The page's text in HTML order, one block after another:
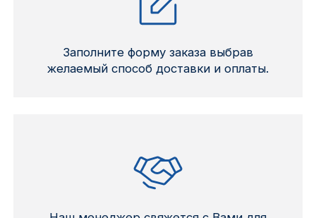
Заполните форму заказа выбрав
желаемый способ доставки и оплаты.